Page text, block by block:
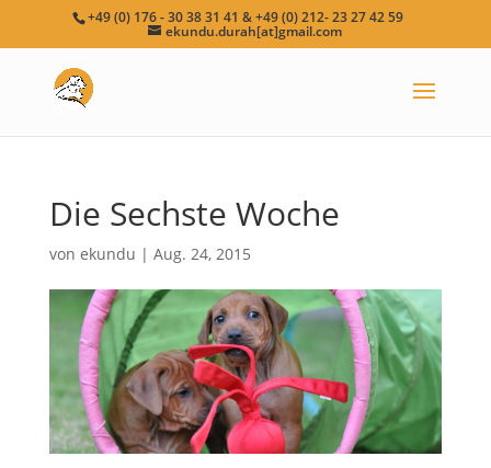
+49 (0) 176 - 30 38 31 41 & +49 (0) 212- 23 27 42 59
ekundu.durah[at]gmail.com
Die Sechste Woche
von ekundu | Aug. 24, 2015